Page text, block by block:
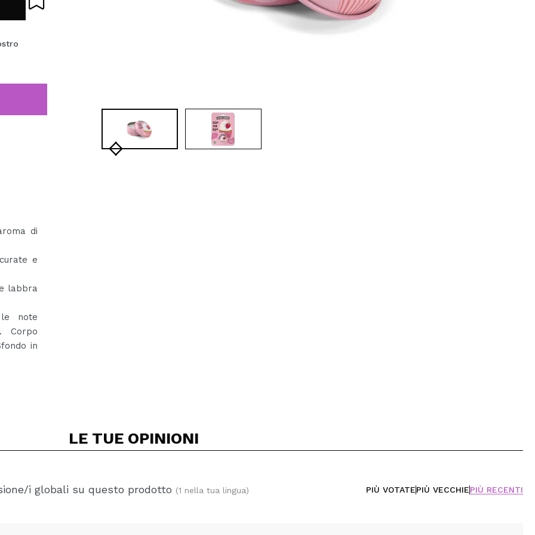
CREARE UN ACCOUNT
di
e
labbra
le note
Corpo
in
LE TUE OPINIONI
i globali su questo prodotto (1 nella tua lingua) PIÙ VOTATEPIÙ VECCHIEPIÙ RECENTI